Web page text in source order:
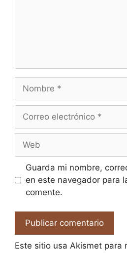
Nombre
Correo
Web
Guarda mi nombre,
en este navegador para
comente.
Este sitio usa Akismet para